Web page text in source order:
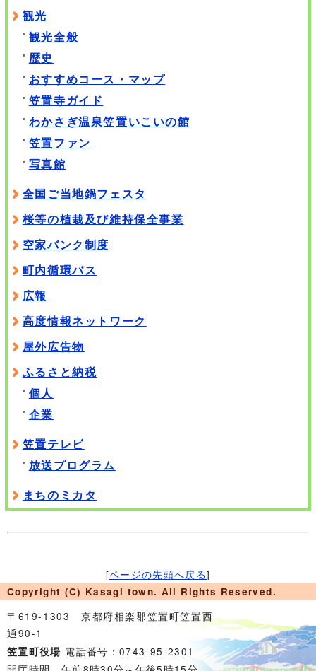
観光
観光全般
歴史
おすすめコース・マップ
笠置寺ガイド
わかさぎ温泉笠置いこいの館
笠置ファン
写真館
全国ご当地鍋フェスタ
桜等の植栽及び維持保全事業
空家バンク制度
町内循環バス
広報
高度情報ネットワーク
屋外広告物
ふるさと納税
個人
企業
笠置テレビ
放送プログラム
まちのミカタ
[ページの先頭へ戻る]
Copyright (C) Kasagi town. All Rights Reserved.
〒619-1303 京都府相楽郡笠置町笠置西
通90-1
笠置町役場 電話番号：0743-95-2301